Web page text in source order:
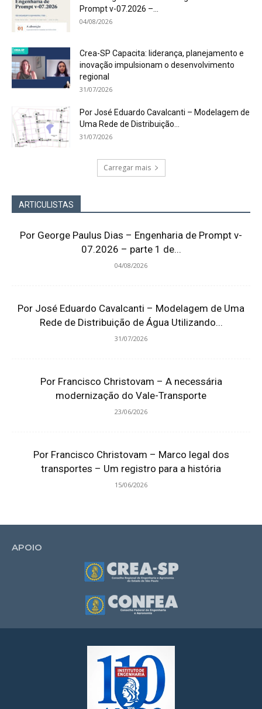
Prompt v-07.2026 –...
04/08/2026
Crea-SP Capacita: liderança, planejamento e
inovação impulsionam o desenvolvimento
regional
31/07/2026
Por José Eduardo Cavalcanti – Modelagem de
Uma Rede de Distribuição...
31/07/2026
Carregar mais
ARTICULISTAS
Por George Paulus Dias – Engenharia de Prompt v-
07.2026 – parte 1 de...
04/08/2026
Por José Eduardo Cavalcanti – Modelagem de Uma
Rede de Distribuição de Água Utilizando...
31/07/2026
Por Francisco Christovam – A necessária
modernização do Vale-Transporte
23/06/2026
Por Francisco Christovam – Marco legal dos
transportes – Um registro para a história
15/06/2026
APOIO